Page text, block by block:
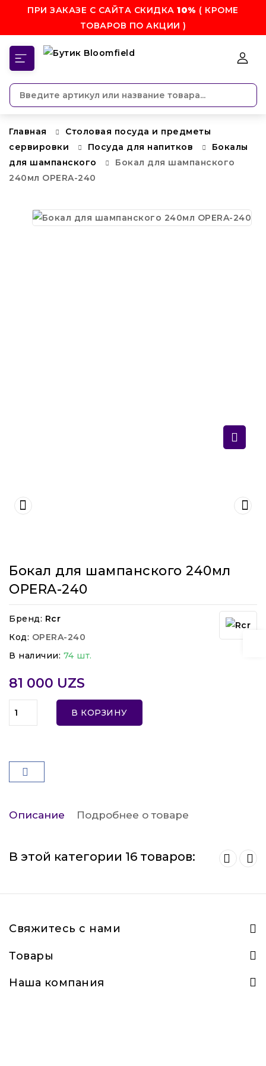
ПРИ ЗАКАЗЕ С САЙТА СКИДКА10% ( КРОМЕ
ТОВАРОВ ПО АКЦИИ )
Главная
Столовая посуда и предметы
сервировки
Посуда для напитков
Бокалы
для шампанского
Бокал для шампанского
240мл OPERA-240
Бокал для шампанского 240мл
OPERA-240
Бренд: Rcr
Код: OPERA-240
В наличии: 74 шт.
81 000 UZS
В КОРЗИНУ
Описание Подробнее о товаре
В этой категории 16 товаров:
Свяжитесь с нами
Товары
Наша компания